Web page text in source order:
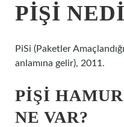
PIŞI
PiSi (Paketler
anlamına gelir), 2011.
PIŞI
NE VAR?